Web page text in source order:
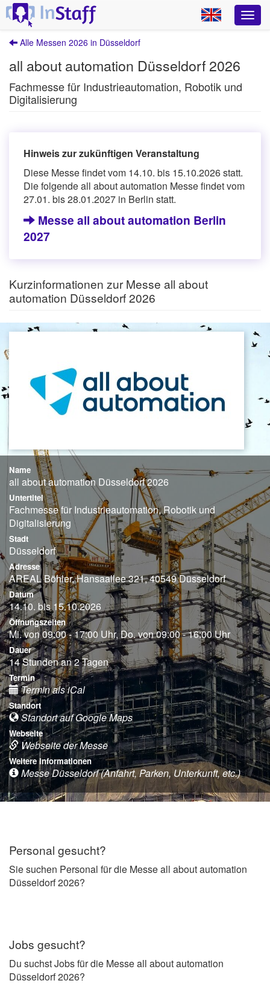
Alle Messen 2026 in Düsseldorf
all about automation Düsseldorf 2026
Fachmesse für Industrieautomation, Robotik und
Digitalisierung
Hinweis zur zukünftigen Veranstaltung
Diese Messe findet vom 14.10. bis 15.10.2026 statt.
Die folgende all about automation Messe findet vom
27.01. bis 28.01.2027 in Berlin statt.
Messe all about automation Berlin
2027
Kurzinformationen zur Messe all about
automation Düsseldorf 2026
Name
all about automation Düsseldorf 2026
Untertitel
Fachmesse für Industrieautomation, Robotik und
Digitalisierung
Stadt
Düsseldorf
Adresse
AREAL Böhler, Hansaallee 321, 40549 Düsseldorf
Datum
14.10. bis 15.10.2026
Öffnungszeiten
Mi. von 09:00 - 17:00 Uhr, Do. von 09:00 - 16:00 Uhr
Dauer
14 Stunden an 2 Tagen
Termin
Termin als iCal
Standort
Standort auf Google Maps
Webseite
Webseite der Messe
Weitere Informationen
Messe Düsseldorf (Anfahrt, Parken, Unterkunft, etc.)
Personal gesucht?
Sie suchen Personal für die Messe all about automation
Düsseldorf 2026?
Jobs gesucht?
Du suchst Jobs für die Messe all about automation
Düsseldorf 2026?